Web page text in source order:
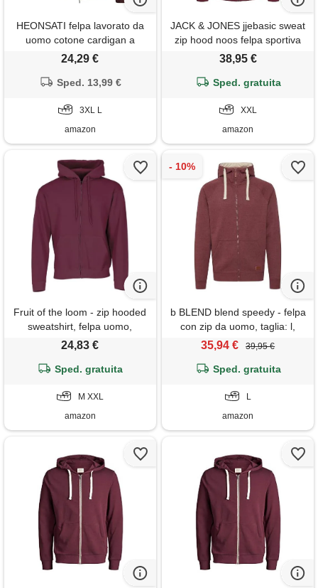
HEONSATI felpa lavorato da
uomo cotone cardigan a
maniche lunghe di maglia
cappotti con zip leggero
giacche in maglia casual
cappotto uomo di lana curvy
24,29 €
Sped. 13,99 €
3XL L
amazon
JACK & JONES jjebasic sweat
zip hood noos felpa sportiva
con cappuccio, rosso
38,95 €
Sped. gratuita
XXL
amazon
Fruit of the loom - zip hooded
sweatshirt, felpa uomo,
burgunderrot, medium
24,83 €
Sped. gratuita
M XXL
amazon
b BLEND blend speedy - felpa
con zip da uomo, taglia: l,
colore: zinfandel (73006)
35,94 € 39,95 €
Sped. gratuita
L
amazon